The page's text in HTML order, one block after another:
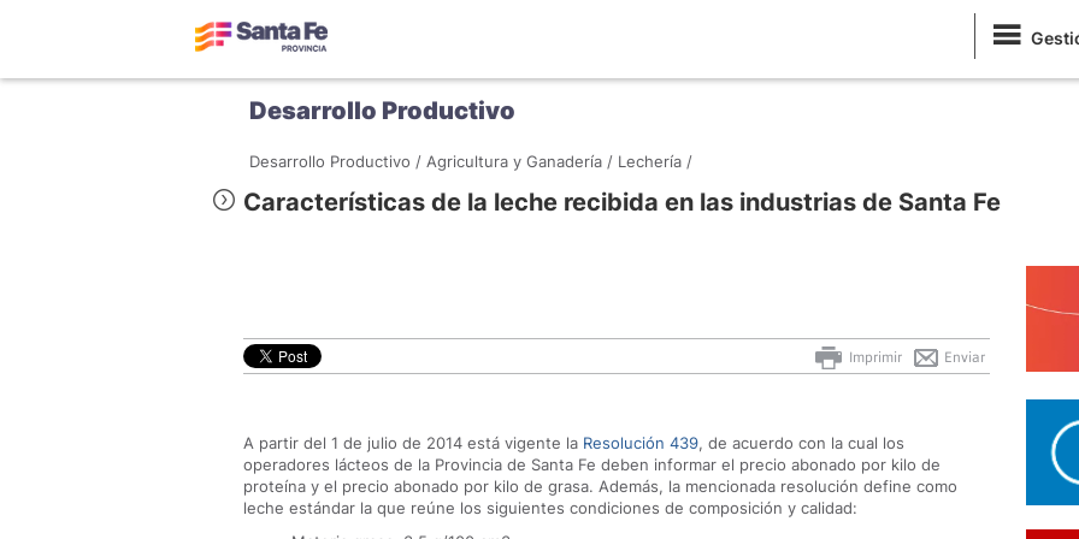
Desarrollo Productivo
Desarrollo Productivo / Agricultura y Ganadería / Lechería /
Características de la leche recibida en las industrias de Santa Fe
Enviar
Imprimir
A partir del 1 de julio de 2014 está vigente la Resolución 439, de acuerdo con la cual los
operadores lácteos de la Provincia de Santa Fe deben informar el precio abonado por kilo de
proteína y el precio abonado por kilo de grasa. Además, la mencionada resolución define como
leche estándar la que reúne los siguientes condiciones de composición y calidad: